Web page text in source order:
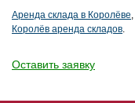
Аренда склада в Королёве,
Королёв аренда складов.
Оставить заявку